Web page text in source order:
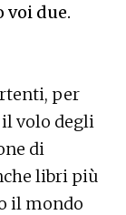
voi due.
per
volo degli
di
libri più
il mondo